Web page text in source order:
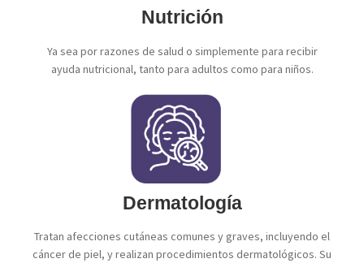
Nutrición
Ya sea por razones de salud o simplemente para recibir
ayuda nutricional, tanto para adultos como para niños.
Dermatología
Tratan afecciones cutáneas comunes y graves, incluyendo el
cáncer de piel, y realizan procedimientos dermatológicos. Su